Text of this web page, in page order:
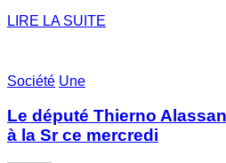
LIRE LA SUITE
Société Une
Le député Thierno
à la Sr ce mercredi